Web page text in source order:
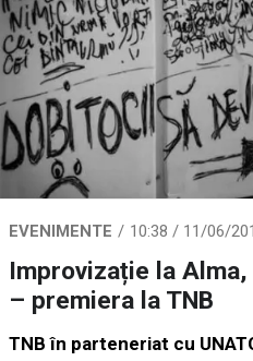
EVENIMENTE 10:38 / 11/06/
Improvizație la
– premiera la TNB
TNB în parteneriat cu